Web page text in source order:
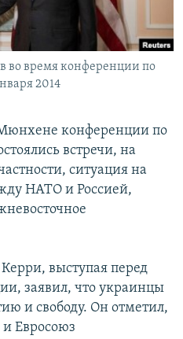
во время конференции по
2014
конференции по
встречи, на
ситуация на
НАТО и Россией,
выступая перед
заявил, что украинцы
и свободу. Он отметил,
Евросоюз